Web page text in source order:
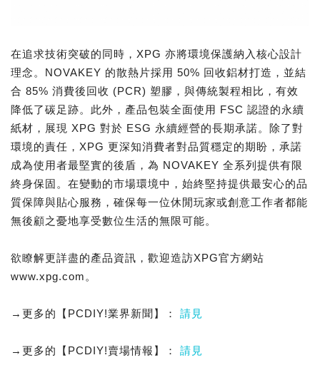
在追求技術突破的同時，XPG 亦將環境保護納入核心設計
理念。NOVAKEY 的散熱片採用 50% 回收鋁材打造，並結
合 85% 消費後回收 (PCR) 塑膠，與傳統製程相比，有效
降低了碳足跡。此外，產品包裝全面使用 FSC 認證的永續
紙材，展現 XPG 對於 ESG 永續經營的長期承諾。除了對
環境的責任，XPG 更深知消費者對品質穩定的期盼，承諾
成為使用者最堅實的後盾，為 NOVAKEY 全系列提供有限
終身保固。在變動的市場環境中，始終堅持提供最安心的品
質保障與貼心服務，確保每一位休閒玩家或創意工作者都能
無後顧之憂地享受數位生活的無限可能。
欲瞭解更詳盡的產品資訊，歡迎造訪XPG官方網站
www.xpg.com。
→更多的【PCDIY!業界新聞】： 請見
→更多的【PCDIY!賣場情報】： 請見